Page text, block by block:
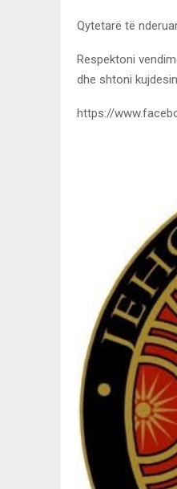
Qytetarë të
Respektoni
dhe shtoni
https://